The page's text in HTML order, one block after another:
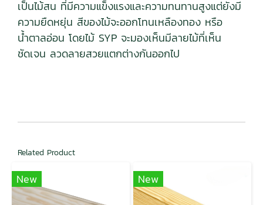
เป็นไม้สน ที่มีความแข็งแรงและความทนทานสูงแต่ยังมี
ความยืดหยุ่น สีของไม้จะออกโทนเหลืองทอง หรือ
น้ำตาลอ่อน โดยไม้ SYP จะมองเห็นมีลายไม้ที่เห็น
ชัดเจน ลวดลายสวยแตกต่างกันออกไป
Related Product
New New